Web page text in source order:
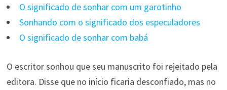
O significado de sonhar com um garotinho
Sonhando com o significado dos especuladores
O significado de sonhar com babá
O escritor sonhou que seu manuscrito foi rejeitado pela
editora. Disse que no início ficaria desconfiado, mas no